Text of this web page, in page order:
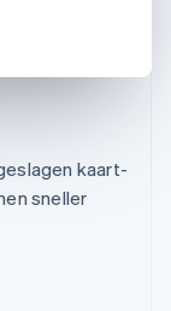
kaart-
sneller